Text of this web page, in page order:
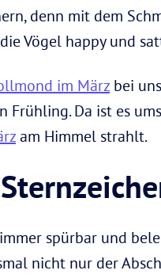
denn mit dem
Vögel happy und
im März bei
Da ist es
am Himmel strahlt.
spürbar und
nicht nur der